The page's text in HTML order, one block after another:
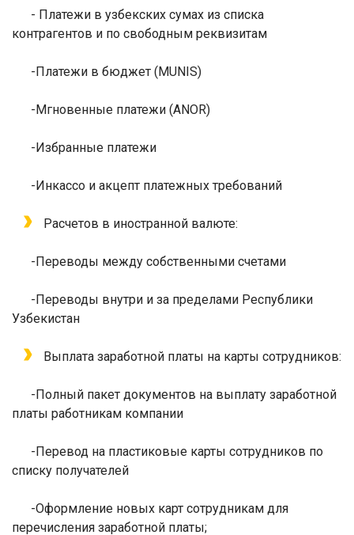
- Платежи в узбекских сумах из списка
контрагентов и по свободным реквизитам
-Платежи в бюджет (MUNIS)
-Мгновенные платежи (ANOR)
-Избранные платежи
-Инкассо и акцепт платежных требований
Расчетов в иностранной валюте:
-Переводы между собственными счетами
-Переводы внутри и за пределами Республики
Узбекистан
Выплата заработной платы на карты сотрудников:
-Полный пакет документов на выплату заработной
платы работникам компании
-Перевод на пластиковые карты сотрудников по
списку получателей
-Оформление новых карт сотрудникам для
перечисления заработной платы;